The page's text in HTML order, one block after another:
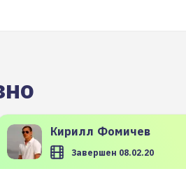
Кирилл Фомичев
Завершен 08.02.20